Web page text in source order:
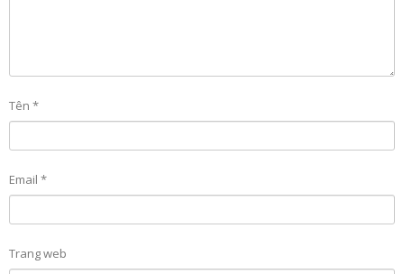
Tên *
Email *
Trang web